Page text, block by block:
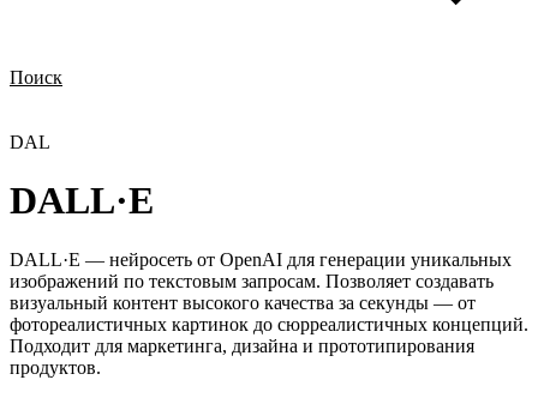
Поиск
DAL
DALL·E
DALL·E — нейросеть от OpenAI для генерации уникальных
изображений по текстовым запросам. Позволяет создавать
визуальный контент высокого качества за секунды — от
фотореалистичных картинок до сюрреалистичных концепций.
Подходит для маркетинга, дизайна и прототипирования
продуктов.